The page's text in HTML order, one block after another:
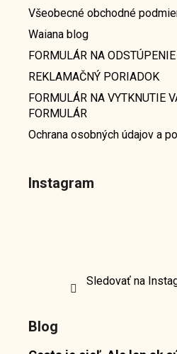
Všeobecné obchodné
Waiana blog
FORMULÁR NA
REKLAMAČNÝ PORIADOK
FORMULÁR NA VYTKNUTIE
FORMULÁR
Ochrana osobných údajov a
Instagram
Sledovať na
Blog